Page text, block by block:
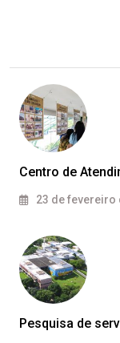
Centro de
23 de fevereiro
Pesquisa de